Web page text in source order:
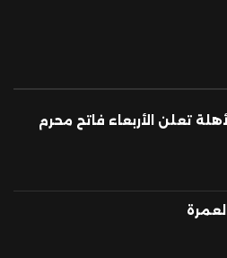
تعلن الأربعاء فاتح محرم